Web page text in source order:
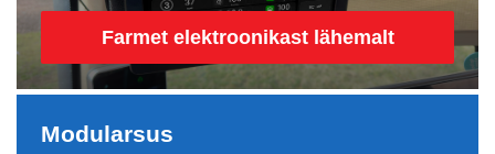
Farmet elektroonikast lähemalt
Modularsus